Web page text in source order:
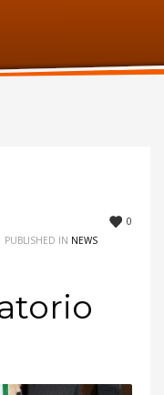
0
PUBLISHED IN NEWS